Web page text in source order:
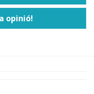
opinió!